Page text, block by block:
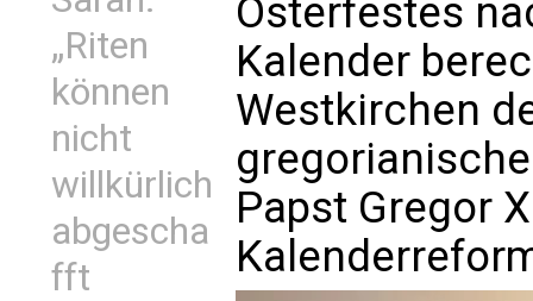
„Riten
können
nicht
willkürlich
abgescha
fft
Osterfestes
Kalender
Westkirchen
Papst Gregor